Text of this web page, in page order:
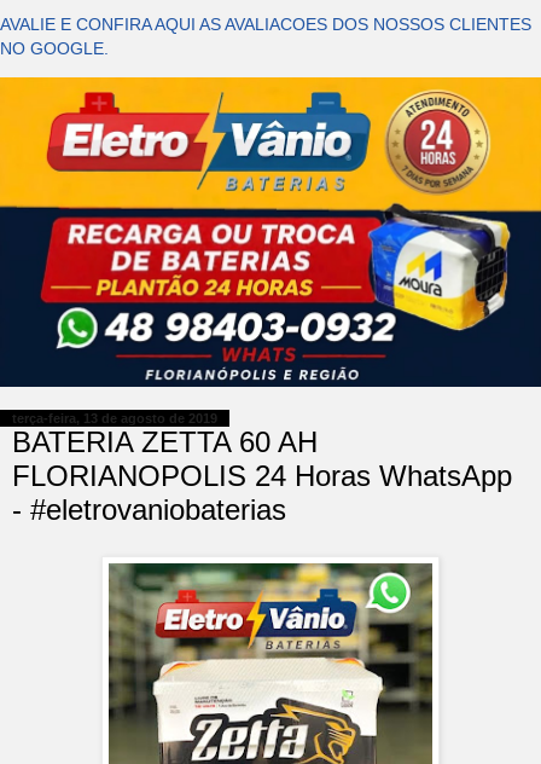
AVALIE E CONFIRA AQUI AS AVALIACOES DOS NOSSOS CLIENTES
NO GOOGLE.
terça-feira, 13 de agosto de 2019
BATERIA ZETTA 60 AH
FLORIANOPOLIS 24 Horas WhatsApp
- #eletrovaniobaterias